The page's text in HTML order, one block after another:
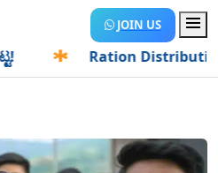
JOIN US
Ration Distribution-